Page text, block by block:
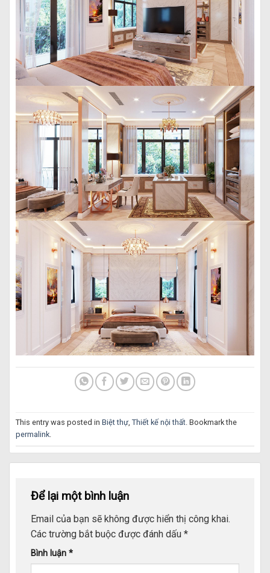
This entry was posted in Biệt thự, Thiết kế nội thất. Bookmark the
permalink.
Để lại một bình luận
Email của bạn sẽ không được hiển thị công khai.
Các trường bắt buộc được đánh dấu *
Bình luận *